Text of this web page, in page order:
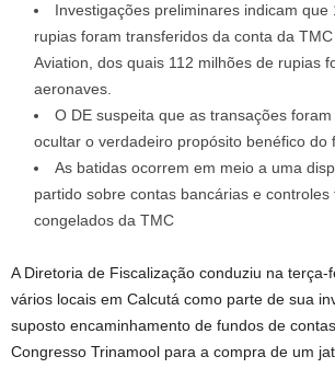
Investigações preliminares indicam que
rupias foram transferidos da conta da
Aviation, dos quais 112 milhões de rupias
aeronaves.
O DE suspeita que as transações
ocultar o verdadeiro propósito benéfico do
As batidas ocorrem em meio a uma
partido sobre contas bancárias e controles
congelados da TMC
A Diretoria de Fiscalização conduziu na terça-
vários locais em Calcutá como parte de sua
suposto encaminhamento de fundos de
Congresso Trinamool para a compra de um